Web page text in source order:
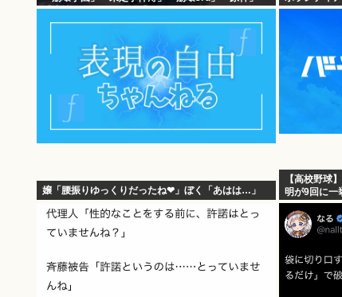
「崩壊スターレイル」「ゼンゼロ」
嬢「腰振りゆっくりだったね❤」ぼく「あはは…」
【高校野球
明が9回に一